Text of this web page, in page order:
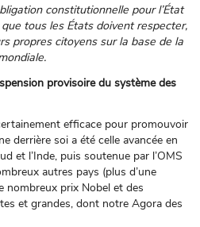
constitutionnelle pour l’État
tous les États doivent respecter,
propres citoyens sur la base de la
provisoire du système des
efficace pour promouvoir
derrière soi a été celle avancée en
et l’Inde, puis soutenue par l’OMS
autres pays (plus d’une
nombreux prix Nobel et des
et grandes, dont notre Agora des